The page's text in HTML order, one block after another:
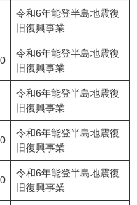
令和6年能登半島地震復
旧復興事業
令和6年能登半島地震復
旧復興事業
令和6年能登半島地震復
旧復興事業
令和6年能登半島地震復
旧復興事業
令和6年能登半島地震復
旧復興事業